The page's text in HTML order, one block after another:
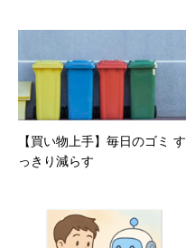
【買い物上手】毎日のゴミ す
っきり減らす